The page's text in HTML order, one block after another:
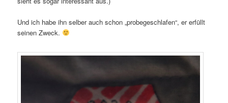
Und ich habe ihn selber auch schon „probegeschlafen“, er erfüllt
seinen Zweck.